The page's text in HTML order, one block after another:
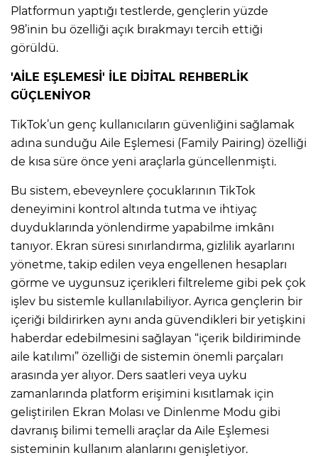
Platformun yaptığı testlerde, gençlerin yüzde
98’inin bu özelliği açık bırakmayı tercih ettiği
görüldü.
'AİLE EŞLEMESİ' İLE DİJİTAL REHBERLİK
GÜÇLENİYOR
TikTok’un genç kullanıcıların güvenliğini sağlamak
adına sunduğu Aile Eşlemesi (Family Pairing) özelliği
de kısa süre önce yeni araçlarla güncellenmişti.
Bu sistem, ebeveynlere çocuklarının TikTok
deneyimini kontrol altında tutma ve ihtiyaç
duyduklarında yönlendirme yapabilme imkânı
tanıyor. Ekran süresi sınırlandırma, gizlilik ayarlarını
yönetme, takip edilen veya engellenen hesapları
görme ve uygunsuz içerikleri filtreleme gibi pek çok
işlev bu sistemle kullanılabiliyor. Ayrıca gençlerin bir
içeriği bildirirken aynı anda güvendikleri bir yetişkini
haberdar edebilmesini sağlayan “içerik bildiriminde
aile katılımı” özelliği de sistemin önemli parçaları
arasında yer alıyor. Ders saatleri veya uyku
zamanlarında platform erişimini kısıtlamak için
geliştirilen Ekran Molası ve Dinlenme Modu gibi
davranış bilimi temelli araçlar da Aile Eşlemesi
sisteminin kullanım alanlarını genişletiyor.